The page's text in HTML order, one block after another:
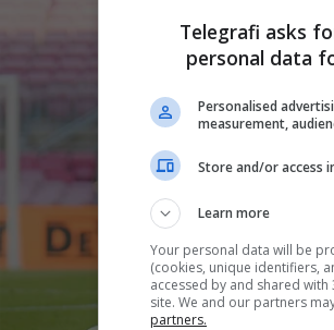
Telegrafi asks
personal data
Personalised
measurement,
Store and/or access
Learn more
Your personal data will be
(cookies, unique identifiers,
accessed by and shared
site. We and our partners
partners.